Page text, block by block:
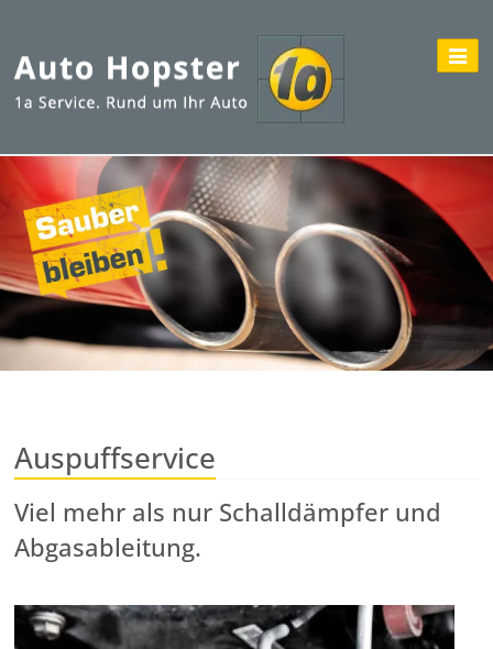
Auspuffservice
Viel mehr als nur Schalldämpfer und
Abgasableitung.